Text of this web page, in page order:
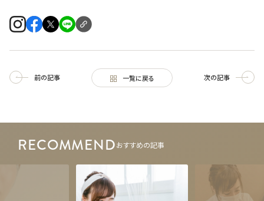
前の記事 一覧に戻る 次の記事
RECOMMENDおすすめの記事